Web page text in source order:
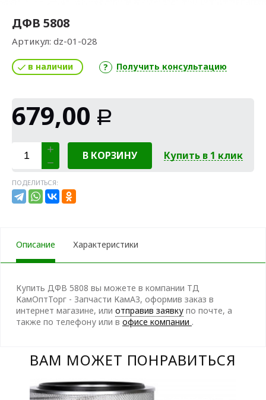
ДФВ 5808
Артикул: dz-01-028
в наличии Получить консультацию
679,00 Р
В КОРЗИНУ Купить в 1 клик
ПОДЕЛИТЬСЯ:
Описание Характеристики
Купить ДФВ 5808 вы можете в компании ТД
КамОптТорг - Запчасти КамАЗ, оформив заказ в
интернет магазине, или отправив заявку по почте, а
также по телефону или в офисе компании .
ВАМ МОЖЕТ ПОНРАВИТЬСЯ